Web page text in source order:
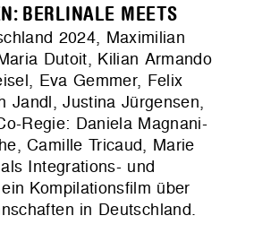
BERLINALE MEETS
2024, Maximilian
Dutoit, Kilian Armando
Eva Gemmer, Felix
Jandl, Justina Jürgensen,
Regie: Daniela Magnani-
Camille Tricaud, Marie
Integrations- und
Kompilationsfilm über
in Deutschland.